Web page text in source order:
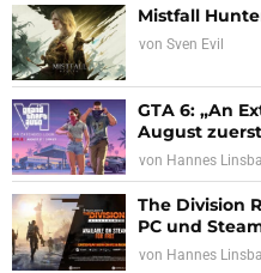
Mistfall
von Sven Evil
GTA 6: „An
August
von Hannes
The Division
PC und
von Hannes